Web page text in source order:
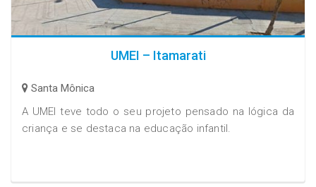
UMEI – Itamarati
Santa Mônica
A UMEI teve todo o seu projeto pensado na lógica da
criança e se destaca na educação infantil.